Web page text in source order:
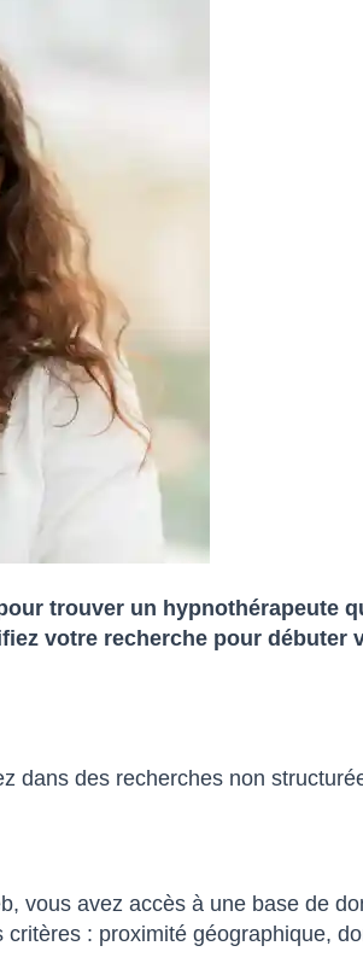
trouver un hypnothérapeute
votre recherche pour débuter
dans des recherches non
vous avez accès à une base de
: proximité géographique,